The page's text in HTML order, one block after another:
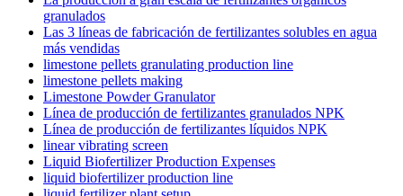
granulados
Las 3 líneas de fabricación de fertilizantes solubles en agua
más vendidas
limestone pellets granulating production line
limestone pellets making
Limestone Powder Granulator
Línea de producción de fertilizantes granulados NPK
Línea de producción de fertilizantes líquidos NPK
linear vibrating screen
Liquid Biofertilizer Production Expenses
liquid biofertilizer production line